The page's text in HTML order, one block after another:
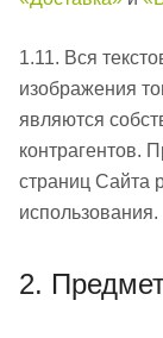
1.11. Вся
изображения
являются
контрагентов.
страниц Сайта
использования.
2.